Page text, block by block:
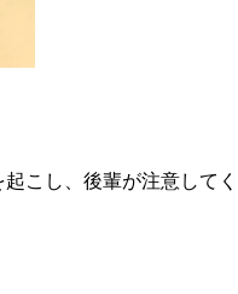
こし、後輩が注意して